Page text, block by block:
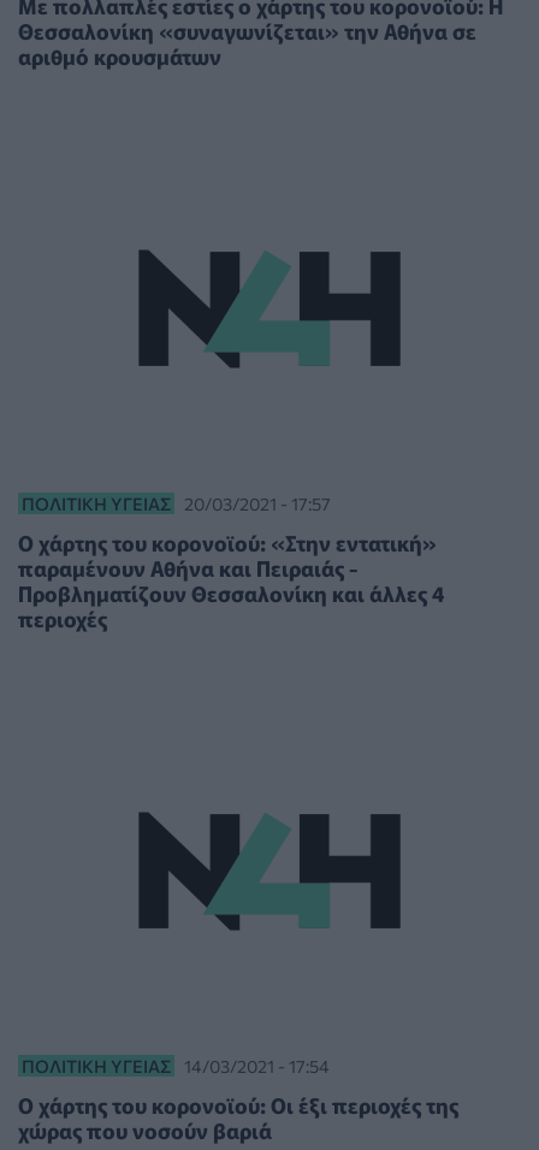
Θεσσαλονίκη «συναγωνίζεται» την Αθήνα σε
αριθμό κρουσμάτων
ΠΟΛΙΤΙΚΉ ΥΓΕΊΑΣ 20/03/2021 - 17:57
Ο χάρτης του κορονοϊού: «Στην εντατική»
παραμένουν Αθήνα και Πειραιάς -
Προβληματίζουν Θεσσαλονίκη και άλλες 4
περιοχές
ΠΟΛΙΤΙΚΉ ΥΓΕΊΑΣ 14/03/2021 - 17:54
Ο χάρτης του κορονοϊού: Οι έξι περιοχές της
χώρας που νοσούν βαριά